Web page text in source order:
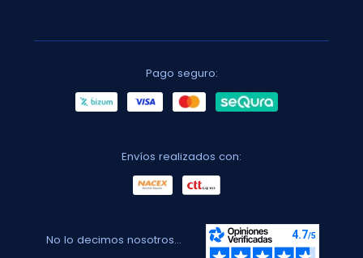
Pago seguro:
Envíos realizados con:
No lo decimos nosotros...